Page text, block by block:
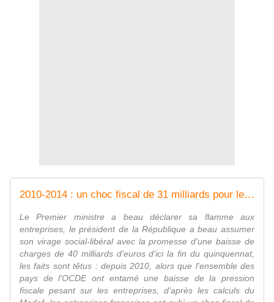
2010-2014 : un choc fiscal de 31 milliards pour les entreprises françaises
Le Premier ministre a beau déclarer sa flamme aux
entreprises, le président de la République a beau assumer
son virage social-libéral avec la promesse d'une baisse de
charges de 40 milliards d'euros d'ici la fin du quinquennat,
les faits sont têtus : depuis 2010, alors que l'ensemble des
pays de l'OCDE ont entamé une baisse de la pression
fiscale pesant sur les entreprises, d'après les calculs du